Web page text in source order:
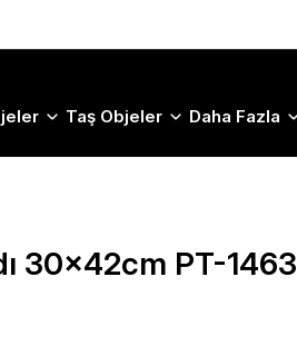
Taş Objeler Daha Fazla
30x42cm PT-1463